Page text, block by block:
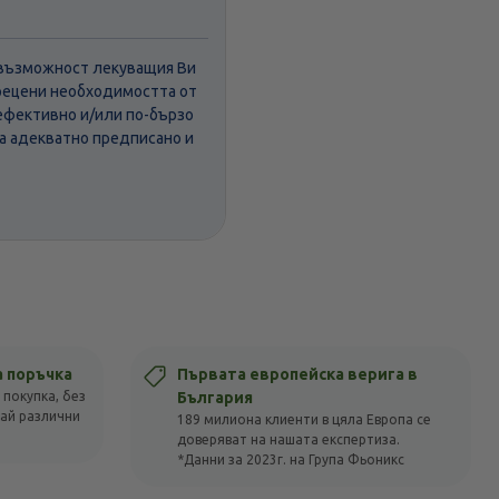
лекуващия Ви
необходимостта от
и/или по-бързо
адекватно предписано и
поръчка
без
различни
Първата европейска верига в
България
189 милиона клиенти в цяла Европа се
доверяват на нашата експертиза.
*Данни за 2023г. на Група Фьоникс